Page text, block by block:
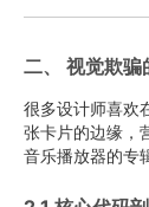
二、 视觉欺
很多设计师喜欢
张卡片的边缘，
音乐播放器的专